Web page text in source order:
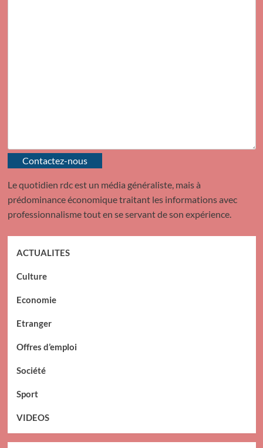
Contactez-nous
Le quotidien rdc est un média généraliste, mais à
prédominance économique traitant les informations avec
professionnalisme tout en se servant de son expérience.
ACTUALITES
Culture
Economie
Etranger
Offres d’emploi
Société
Sport
VIDEOS